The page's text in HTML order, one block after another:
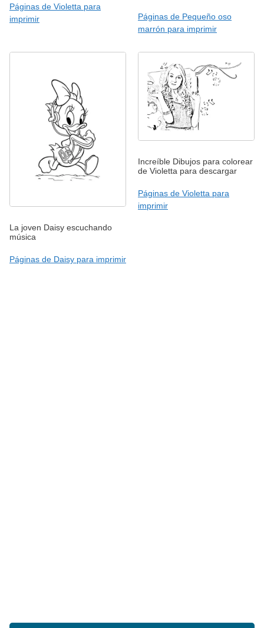
Páginas de Violetta para
imprimir
Páginas de Pequeño oso
marrón para imprimir
La joven Daisy escuchando
música
Páginas de Daisy para imprimir
Increíble Dibujos para colorear
de Violetta para descargar
Páginas de Violetta para
imprimir